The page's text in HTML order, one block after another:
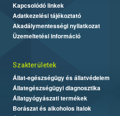
Kapcsolódó linkek
Adatkezelési tájékoztató
Akadálymentességi nyilatkozat
Üzemeltetési információ
Szakterületek
Állat-egészségügy és állatvédelem
Állategészségügyi diagnosztika
Állatgyógyászati termékek
Borászat és alkoholos italok